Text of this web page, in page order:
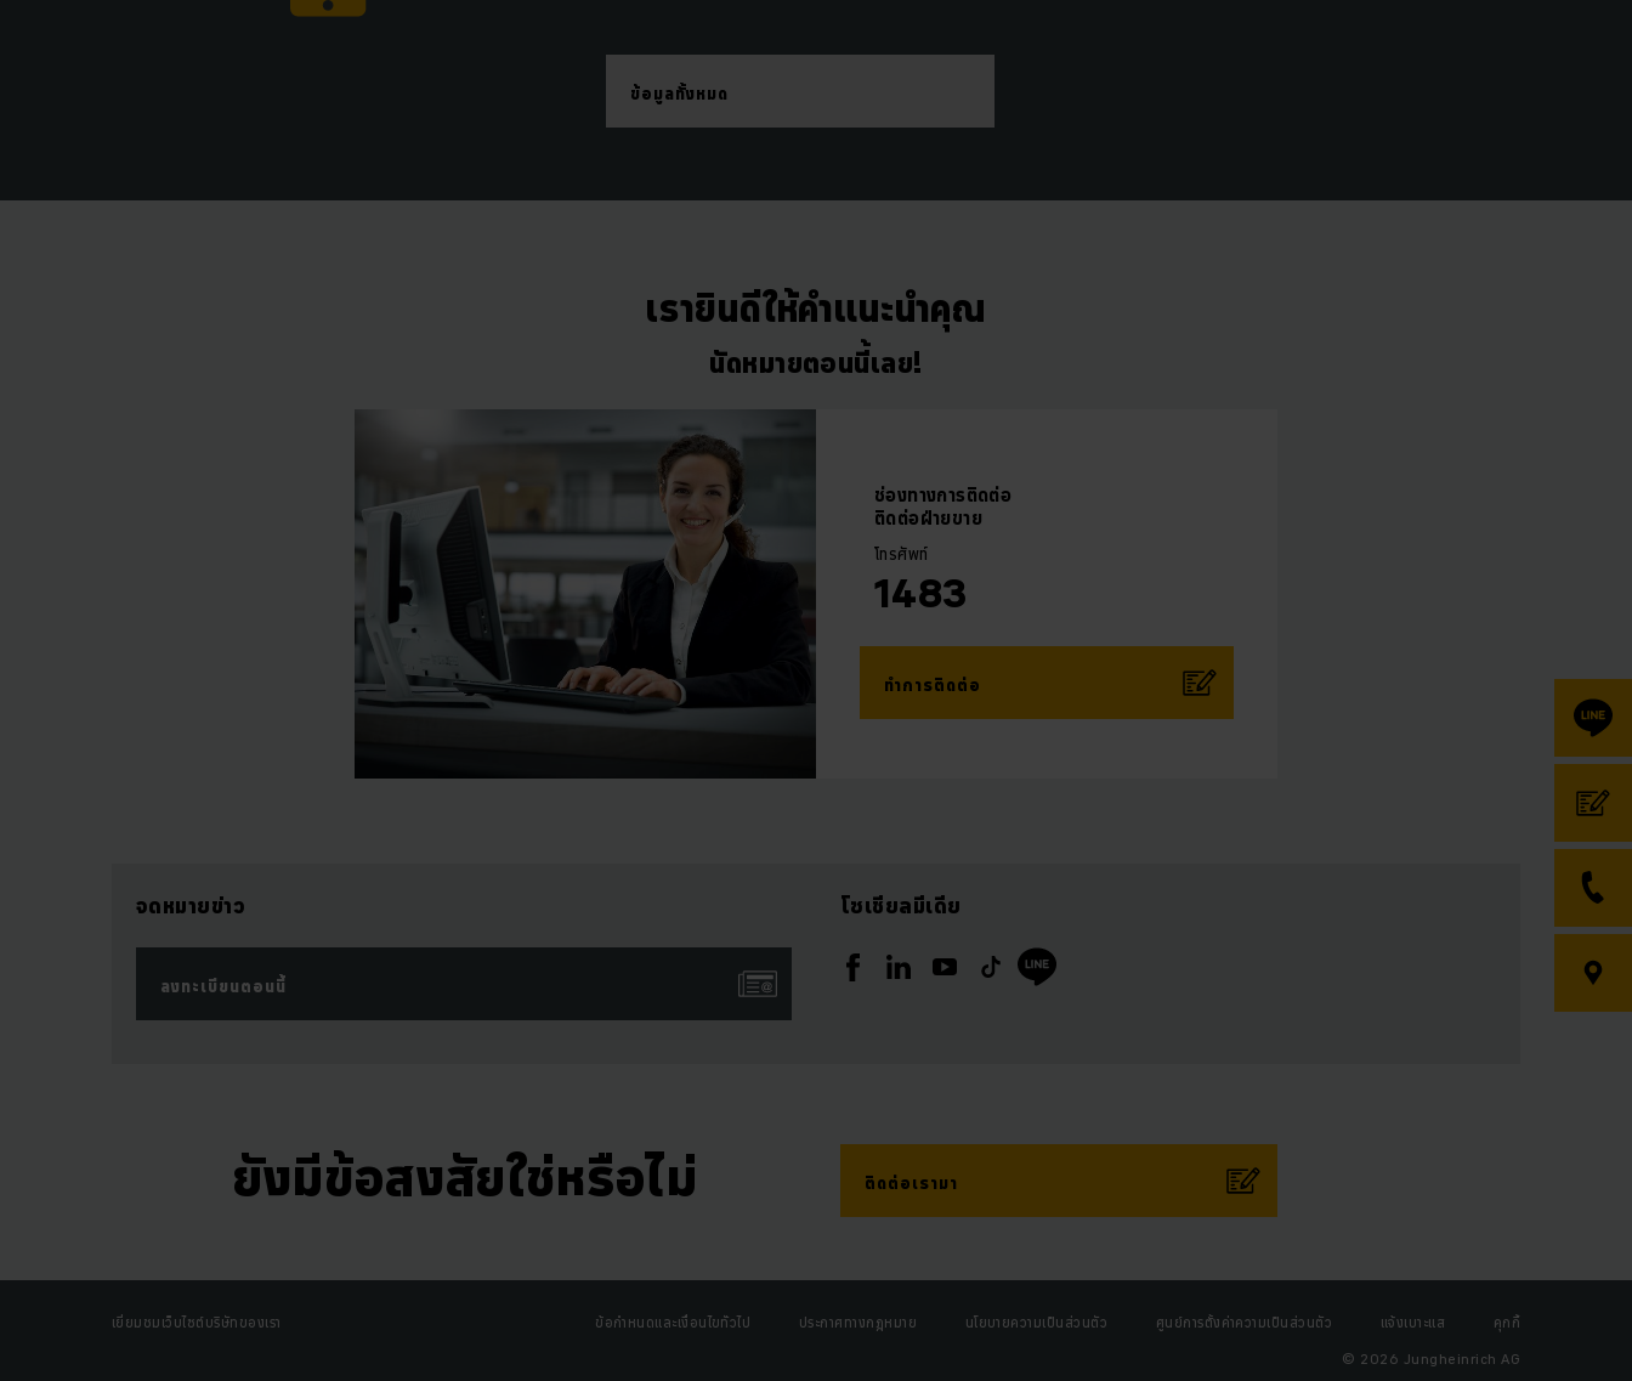
ข้อมูลทั้งหมด
เรายินดีให้คำแนะนำคุณ
นัดหมายตอนนี้เลย!
ช่องทางการติดต่อ
ติดต่อฝ่ายขาย
โทรศัพท์
1483
ทำการติดต่อ
จดหมายข่าว
ลงทะเบียนตอนนี้
โซเชียลมีเดีย
ยังมีข้อสงสัยใช่หรือไม่ ติดต่อเรามา
เยี่ยมชมเว็บไซต์บริษัทของเรา ข้อกำหนดและเงื่อนไขทั่วไป ประกาศทางกฎหมาย นโยบายความเป็นส่วนตัว ศูนย์การตั้งค่าความเป็นส่วนตัว แจ้งเบาะแส
คุกกี้
© 2026 Jungheinrich AG